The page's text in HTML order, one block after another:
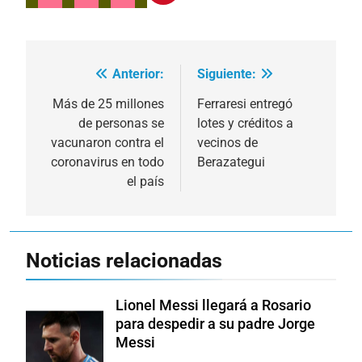
Navegación
de
entradas
Anterior:
Más de 25 millones
de personas se
vacunaron contra el
coronavirus en todo
el país
Siguiente:
Ferraresi entregó
lotes y créditos a
vecinos de
Berazategui
Noticias relacionadas
Lionel Messi llegará a Rosario
para despedir a su padre Jorge
Messi